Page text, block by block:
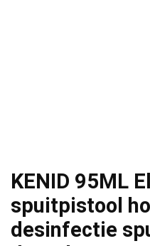
KENID 95ML
spuitpistool
desinfectie